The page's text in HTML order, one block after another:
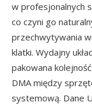
w profesjonalnych
co czyni go
przechwytywania
klatki. Wydajny
pakowana
DMA między
systemową. Dane